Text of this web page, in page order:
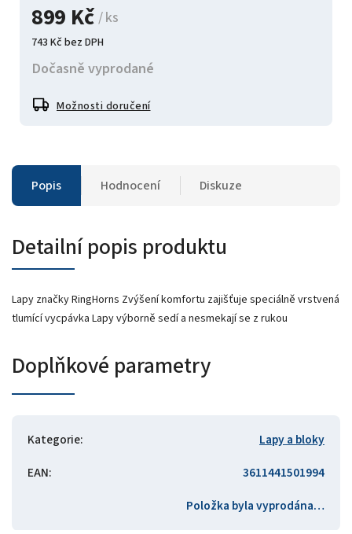
899 Kč / ks
743 Kč bez DPH
Dočasně vyprodané
Možnosti doručení
Popis Hodnocení Diskuze
Detailní popis produktu
Lapy značky RingHorns Zvýšení komfortu zajišťuje speciálně vrstvená
tlumící vycpávka Lapy výborně sedí a nesmekají se z rukou
Doplňkové parametry
Kategorie:
Lapy a bloky
EAN:
3611441501994
Položka byla vyprodána…